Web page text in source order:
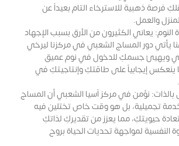
فرصة ذهبية للاسترخاء التام بعيداً عن
والعمل.
يعاني الكثيرون من الأرق بسبب الإجهاد
يأتي دور المساج الشعبي في مركزنا ليرخي
ويهيئ جسمكِ للدخول في نوم عميق
إيجابياً على طاقتكِ وإنتاجيتكِ في
بالذات: نؤمن في مركز آسيا الشعبي أن المساج
تجميلية، بل هو وقت خاص تختلين فيه
حيويتكِ، مما يعزز من تقديركِ لذاتكِ
النفسية لمواجهة تحديات الحياة بروح